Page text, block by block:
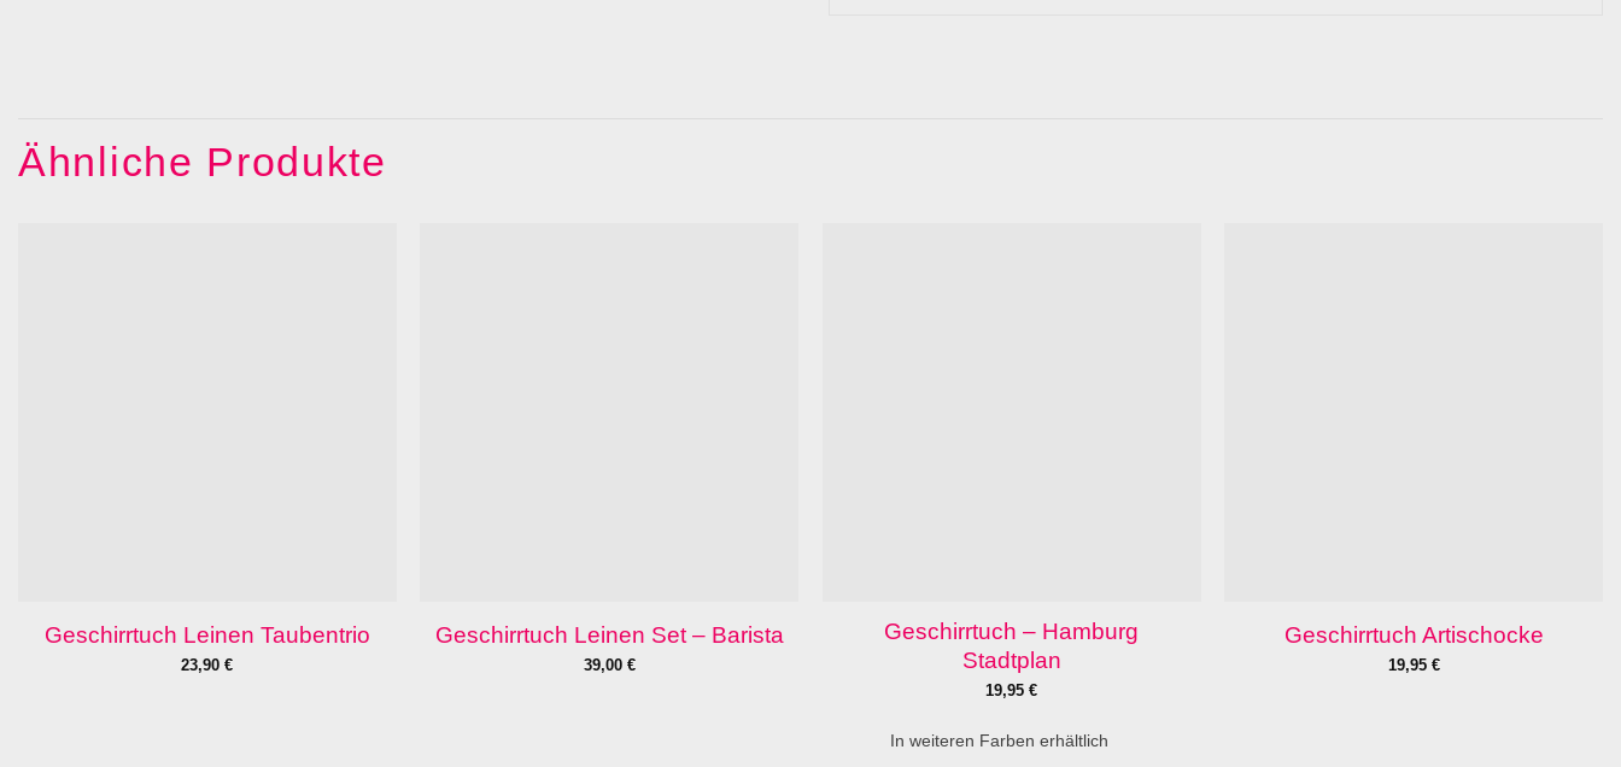
Ähnliche Produkte
Geschirrtuch Leinen Taubentrio
23,90€
Geschirrtuch Leinen Set – Barista
39,00 €
Geschirrtuch – Hamburg
Stadtplan
19,95€
In weiteren Farben erhältlich
Geschirrtuch Artischocke
19,95 €